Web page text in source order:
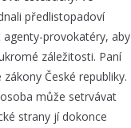
předlistopadoví
provokatéry, aby
záležitosti. Paní
České republiky.
může setrvávat
strany jí dokonce